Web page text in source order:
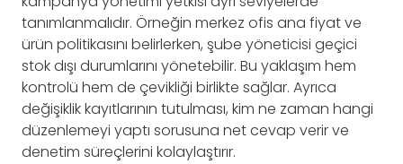
tanımlanmalıdır. Örneğin merkez ofis ana fiyat ve
ürün politikasını belirlerken, şube yöneticisi geçici
stok dışı durumlarını yönetebilir. Bu yaklaşım hem
kontrolü hem de çevikliği birlikte sağlar. Ayrıca
değişiklik kayıtlarının tutulması, kim ne zaman hangi
düzenlemeyi yaptı sorusuna net cevap verir ve
denetim süreçlerini kolaylaştırır.